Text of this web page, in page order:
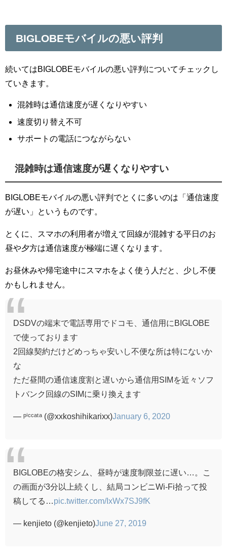
BIGLOBEモバイルの悪い評判
続いてはBIGLOBEモバイルの悪い評判についてチェックし
ていきます。
混雑時は通信速度が遅くなりやすい
速度切り替え不可
サポートの電話につながらない
混雑時は通信速度が遅くなりやすい
BIGLOBEモバイルの悪い評判でとくに多いのは「通信速度
が遅い」というものです。
とくに、スマホの利用者が増えて回線が混雑する平日のお
昼や夕方は通信速度が極端に遅くなります。
お昼休みや帰宅途中にスマホをよく使う人だと、少し不便
かもしれません。
DSDVの端末で電話専用でドコモ、通信用にBIGLOBE
で使っております
2回線契約だけどめっちゃ安いし不便な所は特にないか
な
ただ昼間の通信速度割と遅いから通信用SIMを近々ソフ
トバンク回線のSIMに乗り換えます
— ᵖⁱᶜᶜᵃᵗᵃ (@xxkoshihikarixx)January 6, 2020
BIGLOBEの格安シム、昼時が速度制限並に遅い…。こ
の画面が3分以上続くし、結局コンビニWi-Fi拾って投
稿してる… pic.twitter.com/IxWx7SJ9fK
— kenjieto (@kenjieto)June 27, 2019